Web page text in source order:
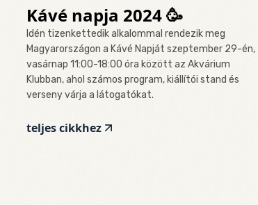
Kávé napja 2024 🥳
Idén tizenkettedik alkalommal rendezik meg
Magyarországon a Kávé Napját szeptember 29-én,
vasárnap 11:00-18:00 óra között az Akvárium
Klubban, ahol számos program, kiállítói stand és
verseny várja a látogatókat.
teljes cikkhez